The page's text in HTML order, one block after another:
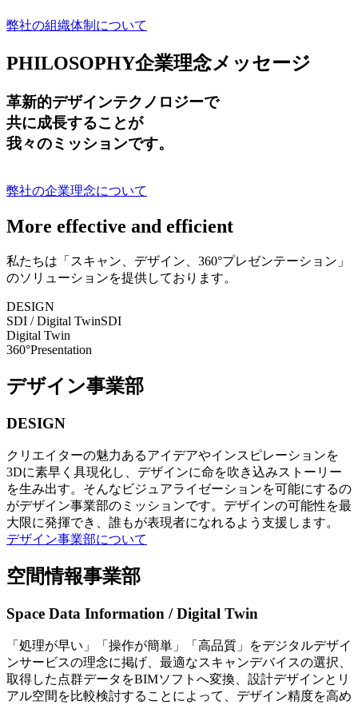
弊社の組織体制について
PHILOSOPHY企業理念メッセージ
革新的デザインテクノロジーで
共に成長することが
我々のミッションです。
弊社の企業理念について
More effective and efficient
私たちは「スキャン、デザイン、360°プレゼンテーション」
のソリューションを提供しております。
DESIGN
SDI / Digital TwinSDI
Digital Twin
360°Presentation
デザイン事業部
DESIGN
クリエイターの魅力あるアイデアやインスピレーションを
3Dに素早く具現化し、デザインに命を吹き込みストーリー
を生み出す。そんなビジュアライゼーションを可能にするの
がデザイン事業部のミッションです。デザインの可能性を最
大限に発揮でき、誰もが表現者になれるよう支援します。
デザイン事業部について
空間情報事業部
Space Data Information / Digital Twin
「処理が早い」「操作が簡単」「高品質」をデジタルデザイ
ンサービスの理念に掲げ、最適なスキャンデバイスの選択、
取得した点群データをBIMソフトへ変換、設計デザインとリ
アル空間を比較検討することによって、デザイン精度を高め